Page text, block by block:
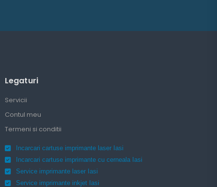
Legaturi
Servicii
Contul meu
Termeni si conditii
Incarcari cartuse imprimante laser Iasi
Incarcari cartuse imprimante cu cerneala Iasi
Service imprimante laser Iasi
Service imprimante inkjet Iasi